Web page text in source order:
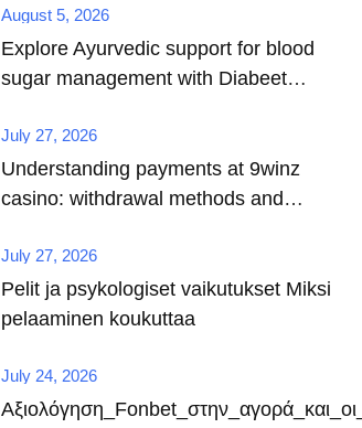
August 5, 2026
Explore Ayurvedic support for blood
sugar management with Diabeet
July 27, 2026
Understanding payments at 9winz
casino: withdrawal methods and
July 27, 2026
Pelit ja psykologiset vaikutukset Miksi
pelaaminen koukuttaa
July 24, 2026